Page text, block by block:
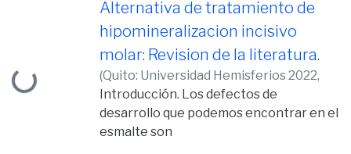
Loading...
Alternativa de tratamiento de
hipomineralizacion incisivo
molar: Revision de la literatura.
(Quito: Universidad Hemisferios 2022,
2022-02-04)Pérez Espinoza, Bryan
Steve
Introducción. Los defectos de
desarrollo que podemos encontrar en el
esmalte son